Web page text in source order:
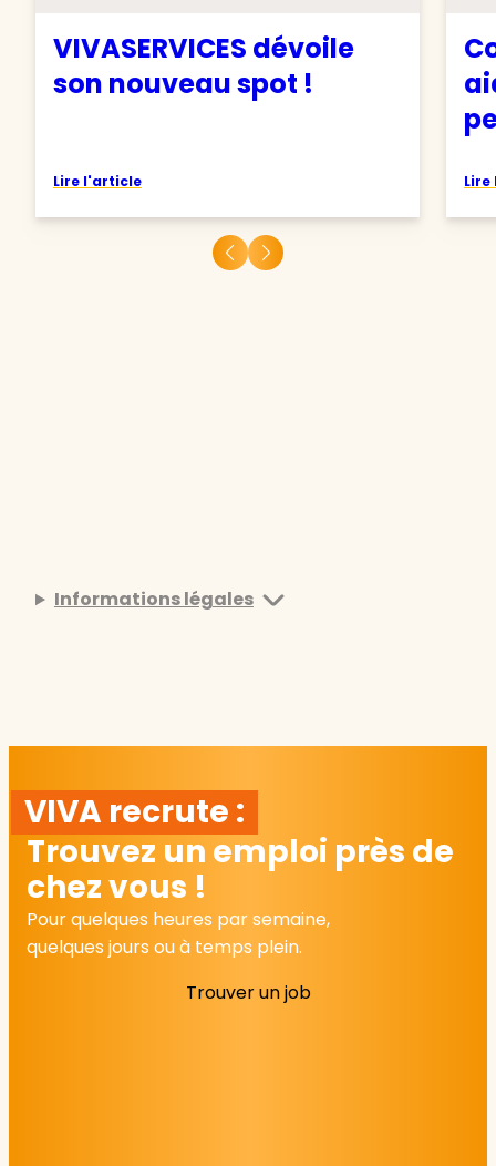
VIVASERVICES dévoile
son nouveau spot !
Lire l'article
Informations légales
VIVA recrute :
Trouvez un emploi près de
chez vous !
Pour quelques heures par semaine,
quelques jours ou à temps plein.
Trouver un job